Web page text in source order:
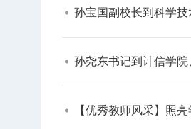
孙宝国副校长到科学
孙尧东书记到计信学
【优秀教师风采】照